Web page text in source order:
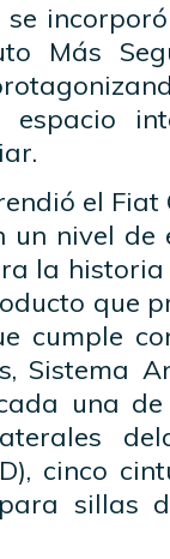
Más
el Fiat
un nivel
la
que
cumple
Sistema
una
cinco
para sillas